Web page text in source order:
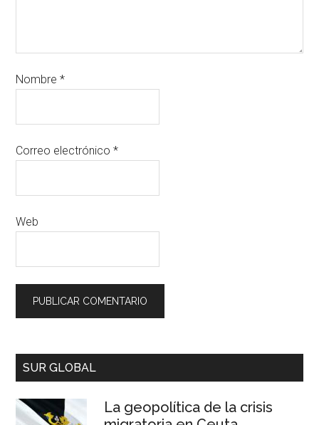
Nombre*
Correo electrónico*
Web
SUR GLOBAL
La geopolítica de la crisis